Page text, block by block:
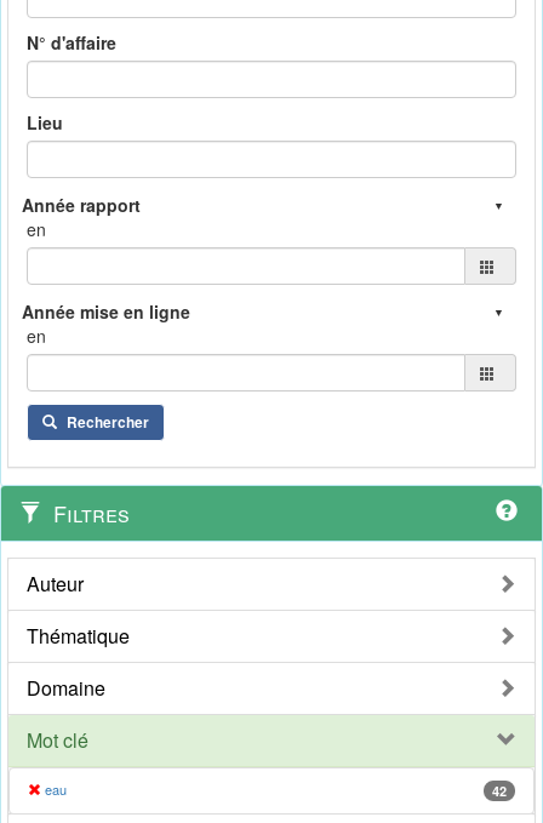
N° d'affaire
Lieu
en
en
Rechercher
Filtres
Auteur
Thématique
Domaine
Mot clé
eau 42